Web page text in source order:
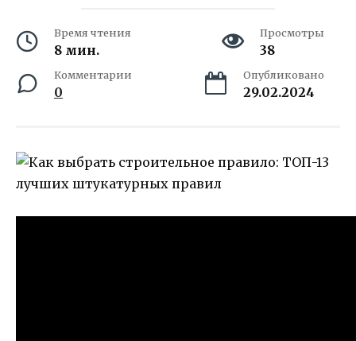
Время чтения
8 мин.
Просмотры
38
Комментарии
0
Опубликовано
29.02.2024